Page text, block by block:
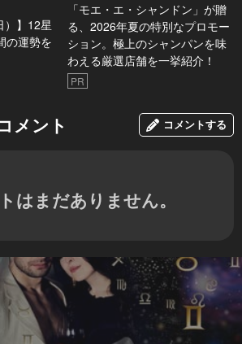
）】12星
の運勢を
「モエ・エ・シャンドン」が贈
る、2026年夏の特別なプロモー
ション。極上のシャンパンを味
わえる厳選店舗を一挙紹介！
PR
メント コメントする
はまだありません。